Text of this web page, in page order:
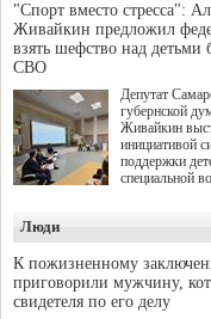
"Спорт вместо стресса":
Живайкин предложил
взять шефство над детьми
СВО
Депутат
губернской
Живайкин
инициативой
поддержки
специальной
"Помощь
участников
прошла в
августа.
Люди
К пожизненному
приговорили мужчину,
свидетеля по его делу